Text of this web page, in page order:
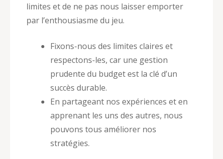
limites et de ne pas nous laisser emporter
par l’enthousiasme du jeu.
Fixons-nous des limites claires et
respectons-les, car une gestion
prudente du budget est la clé d’un
succès durable.
En partageant nos expériences et en
apprenant les uns des autres, nous
pouvons tous améliorer nos
stratégies.